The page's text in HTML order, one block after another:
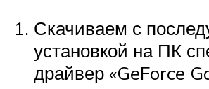
Скачиваем с
установкой на ПК
драйвер «GeForce